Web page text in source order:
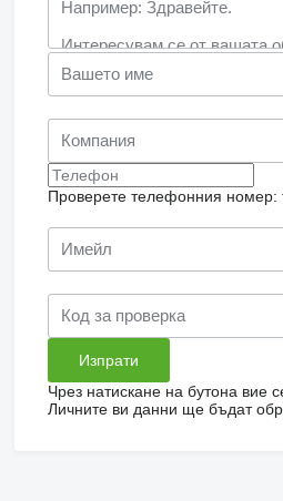
Проверете телефонния номер:
Чрез натискане на бутона вие
Личните ви данни ще бъдат